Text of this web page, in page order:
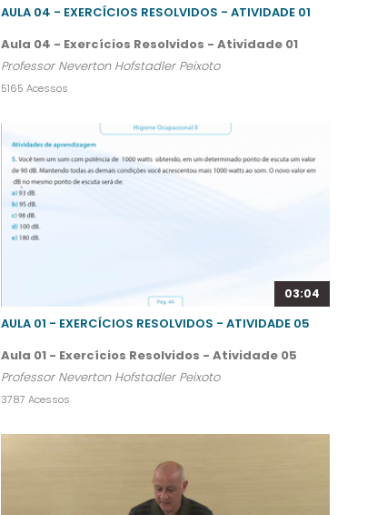
AULA 04 - EXERCÍCIOS RESOLVIDOS - ATIVIDADE 01
Aula 04 - Exercícios Resolvidos - Atividade 01
Professor Neverton Hofstadler Peixoto
5165 Acessos
03:04
AULA 01 - EXERCÍCIOS RESOLVIDOS - ATIVIDADE 05
Aula 01 - Exercícios Resolvidos - Atividade 05
Professor Neverton Hofstadler Peixoto
3787 Acessos